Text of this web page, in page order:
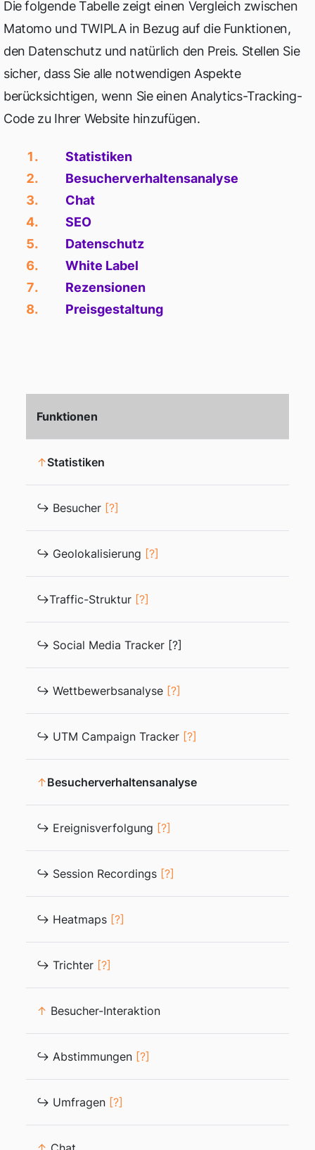
Die folgende Tabelle zeigt einen Vergleich zwischen
Matomo und TWIPLA in Bezug auf die Funktionen,
den Datenschutz und natürlich den Preis. Stellen Sie
sicher, dass Sie alle notwendigen Aspekte
berücksichtigen, wenn Sie einen Analytics-Tracking-
Code zu Ihrer Website hinzufügen.
Statistiken
Besucherverhaltensanalyse
Chat
SEO
Datenschutz
White Label
Rezensionen
Preisgestaltung
Funktionen
↑Statistiken
↪ Besucher [?]
↪ Geolokalisierung [?]
↪Traffic-Struktur [?]
↪ Social Media Tracker [?]
↪ Wettbewerbsanalyse [?]
↪ UTM Campaign Tracker [?]
↑Besucherverhaltensanalyse
↪ Ereignisverfolgung [?]
↪ Session Recordings [?]
↪ Heatmaps [?]
↪ Trichter [?]
↑ Besucher-Interaktion
↪ Abstimmungen [?]
↪ Umfragen [?]